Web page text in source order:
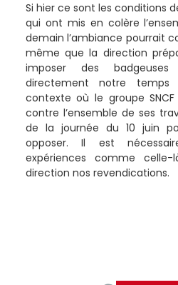
Si hier ce sont les conditions
qui ont mis en colère
demain l’ambiance pourrait
même que la direction
imposer des
directement notre
contexte où le groupe
contre l’ensemble de ses
de la journée du 10 juin
opposer. Il est
expériences comme
direction nos revendications.